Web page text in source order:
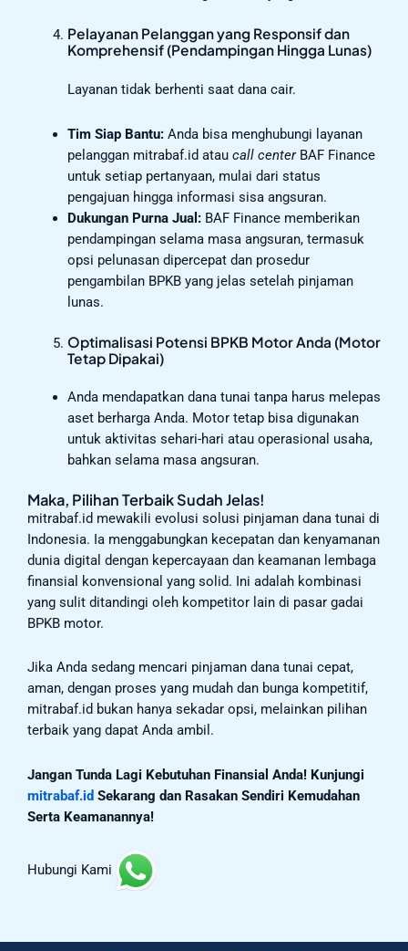
Pelayanan Pelanggan yang Responsif dan
Komprehensif (Pendampingan Hingga Lunas)
Layanan tidak berhenti saat dana cair.
Tim Siap Bantu:Anda bisa menghubungi layanan
pelanggan mitrabaf.id atau call centerBAF Finance
untuk setiap pertanyaan, mulai dari status
pengajuan hingga informasi sisa angsuran.
Dukungan Purna Jual:BAF Finance memberikan
pendampingan selama masa angsuran, termasuk
opsi pelunasan dipercepat dan prosedur
pengambilan BPKB yang jelas setelah pinjaman
lunas.
Optimalisasi Potensi BPKB Motor Anda (Motor
Tetap Dipakai)
Anda mendapatkan dana tunai tanpa harus melepas
aset berharga Anda. Motor tetap bisa digunakan
untuk aktivitas sehari-hari atau operasional usaha,
bahkan selama masa angsuran.
Maka, Pilihan Terbaik Sudah Jelas!
mitrabaf.id mewakili evolusi solusi pinjaman dana tunai di
Indonesia. Ia menggabungkan kecepatan dan kenyamanan
dunia digital dengan kepercayaan dan keamanan lembaga
finansial konvensional yang solid. Ini adalah kombinasi
yang sulit ditandingi oleh kompetitor lain di pasar gadai
BPKB motor.
Jika Anda sedang mencari pinjaman dana tunai cepat,
aman, dengan proses yang mudah dan bunga kompetitif,
mitrabaf.id bukan hanya sekadar opsi, melainkan pilihan
terbaik yang dapat Anda ambil.
Jangan Tunda Lagi Kebutuhan Finansial Anda! Kunjungi
mitrabaf.id Sekarang dan Rasakan Sendiri Kemudahan
Serta Keamanannya!
Hubungi Kami